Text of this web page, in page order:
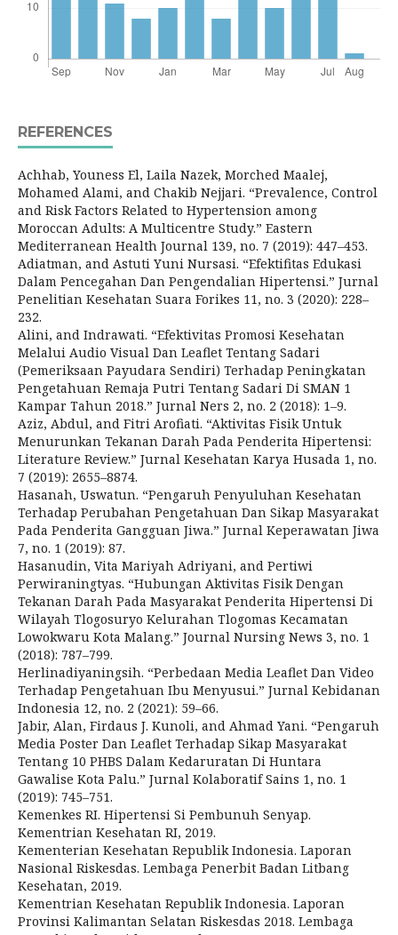
REFERENCES
Achhab, Youness El, Laila Nazek, Morched Maalej,
Mohamed Alami, and Chakib Nejjari. “Prevalence, Control
and Risk Factors Related to Hypertension among
Moroccan Adults: A Multicentre Study.” Eastern
Mediterranean Health Journal 139, no. 7 (2019): 447–453.
Adiatman, and Astuti Yuni Nursasi. “Efektifitas Edukasi
Dalam Pencegahan Dan Pengendalian Hipertensi.” Jurnal
Penelitian Kesehatan Suara Forikes 11, no. 3 (2020): 228–
232.
Alini, and Indrawati. “Efektivitas Promosi Kesehatan
Melalui Audio Visual Dan Leaflet Tentang Sadari
(Pemeriksaan Payudara Sendiri) Terhadap Peningkatan
Pengetahuan Remaja Putri Tentang Sadari Di SMAN 1
Kampar Tahun 2018.” Jurnal Ners 2, no. 2 (2018): 1–9.
Aziz, Abdul, and Fitri Arofiati. “Aktivitas Fisik Untuk
Menurunkan Tekanan Darah Pada Penderita Hipertensi:
Literature Review.” Jurnal Kesehatan Karya Husada 1, no.
7 (2019): 2655–8874.
Hasanah, Uswatun. “Pengaruh Penyuluhan Kesehatan
Terhadap Perubahan Pengetahuan Dan Sikap Masyarakat
Pada Penderita Gangguan Jiwa.” Jurnal Keperawatan Jiwa
7, no. 1 (2019): 87.
Hasanudin, Vita Mariyah Adriyani, and Pertiwi
Perwiraningtyas. “Hubungan Aktivitas Fisik Dengan
Tekanan Darah Pada Masyarakat Penderita Hipertensi Di
Wilayah Tlogosuryo Kelurahan Tlogomas Kecamatan
Lowokwaru Kota Malang.” Journal Nursing News 3, no. 1
(2018): 787–799.
Herlinadiyaningsih. “Perbedaan Media Leaflet Dan Video
Terhadap Pengetahuan Ibu Menyusui.” Jurnal Kebidanan
Indonesia 12, no. 2 (2021): 59–66.
Jabir, Alan, Firdaus J. Kunoli, and Ahmad Yani. “Pengaruh
Media Poster Dan Leaflet Terhadap Sikap Masyarakat
Tentang 10 PHBS Dalam Kedaruratan Di Huntara
Gawalise Kota Palu.” Jurnal Kolaboratif Sains 1, no. 1
(2019): 745–751.
Kemenkes RI. Hipertensi Si Pembunuh Senyap.
Kementrian Kesehatan RI, 2019.
Kementerian Kesehatan Republik Indonesia. Laporan
Nasional Riskesdas. Lembaga Penerbit Badan Litbang
Kesehatan, 2019.
Kementrian Kesehatan Republik Indonesia. Laporan
Provinsi Kalimantan Selatan Riskesdas 2018. Lembaga